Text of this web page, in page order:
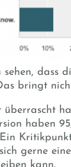
sehen, dass
bringt
überrascht
haben
gerne